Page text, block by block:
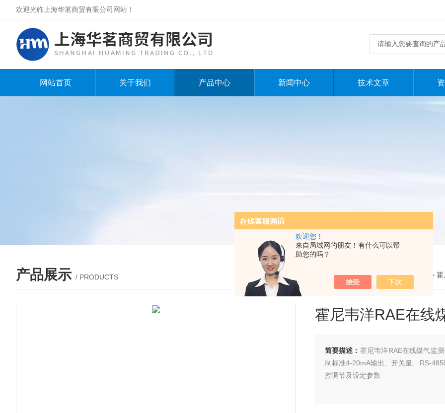
欢迎您！
来自局域网的朋友！有什么可以帮
助您的吗？
欢迎光临上海华茗商贸有限公司网站！
网站首页 关于我们 产品中心 新闻中心 技术文章
产品展示 / PRODUCTS 您的位置：网站首页>产品展示 > > 霍
霍尼韦洋RAE在线
简要描述： 霍尼韦洋RAE在线煤气监
制标准4-20mA输出、开关量、RS-
控调节及设定参数